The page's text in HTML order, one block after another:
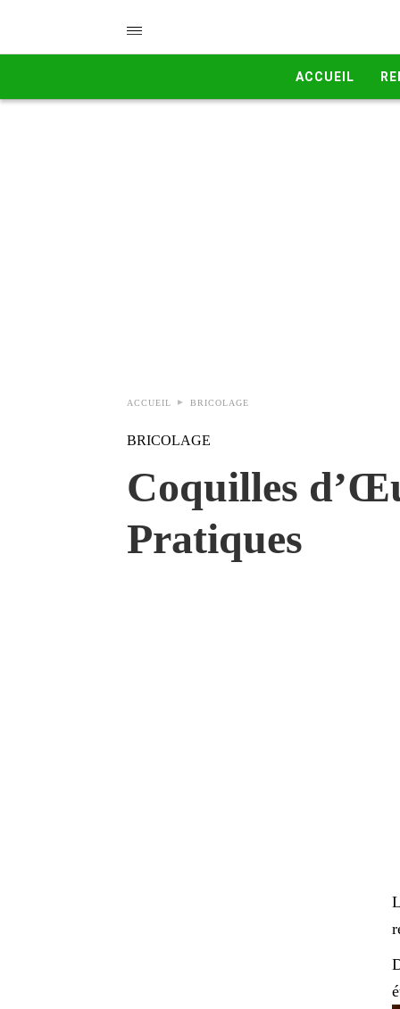
ACCUEIL
ACCUEIL BRICOLAGE
BRICOLAGE
Coquilles
Pratiques